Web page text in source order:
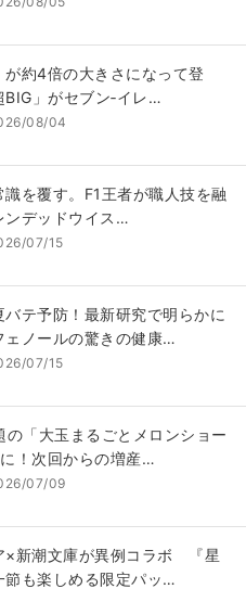
が約4倍の大きさになって登
」がセブン‐イレ…
08/04
識を覆す。F1王者が職人技を融
ンデッドウイス…
07/15
テ予防！最新研究で明らかに
ェノールの驚きの健康…
07/15
の「大玉まるごとメロンショー
！次回からの増産…
07/09
×新潮文庫が異例コラボ 『星
節も楽しめる限定パッ…